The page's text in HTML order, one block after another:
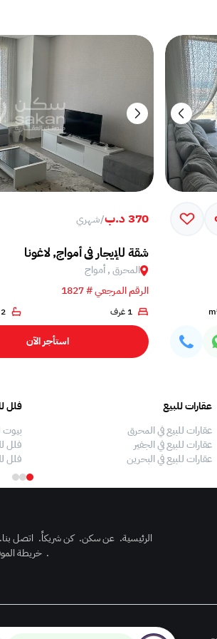
370 د.ب /شهري
شقة للإيجار في أمواج, لاغونا
المحرق , أمواج
الرقم المرجعي # 1827
1 غرف 2 دورات مياه
استأجر الآن
عقارات للبيع
عقارات للبيع في المحرق
عقارات للبيع في الجفير
عقارات للبيع في البحرين
فلل
بيوت
فلل
فلل
الرئيسية. عن سكن. كن شريكاً. اتصل بنا.
. خريطة